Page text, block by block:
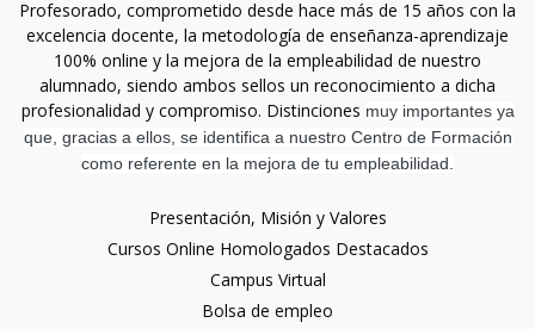
Profesorado, comprometido desde hace más de 15 años con la
excelencia docente, la metodología de enseñanza-aprendizaje
100% online y la mejora de la empleabilidad de nuestro
alumnado, siendo ambos sellos un reconocimiento a dicha
profesionalidad y compromiso. Distinciones muy importantes ya
que, gracias a ellos, se identifica a nuestro Centro de Formación
como referente en la mejora de tu empleabilidad.
Presentación, Misión y Valores
Cursos Online Homologados Destacados
Campus Virtual
Bolsa de empleo